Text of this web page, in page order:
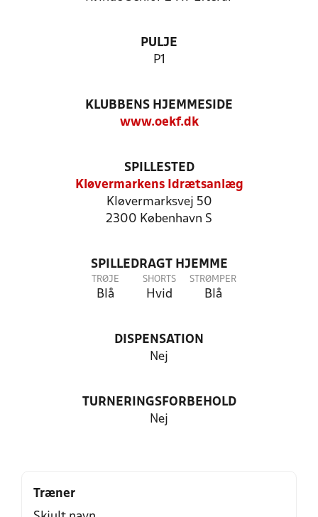
PULJE
P1
KLUBBENS HJEMMESIDE
www.oekf.dk
SPILLESTED
Kløvermarkens Idrætsanlæg
Kløvermarksvej 50
2300 København S
SPILLEDRAGT HJEMME
TRØJE
Blå
SHORTS
Hvid
STRØMPER
Blå
DISPENSATION
Nej
TURNERINGSFORBEHOLD
Nej
Træner